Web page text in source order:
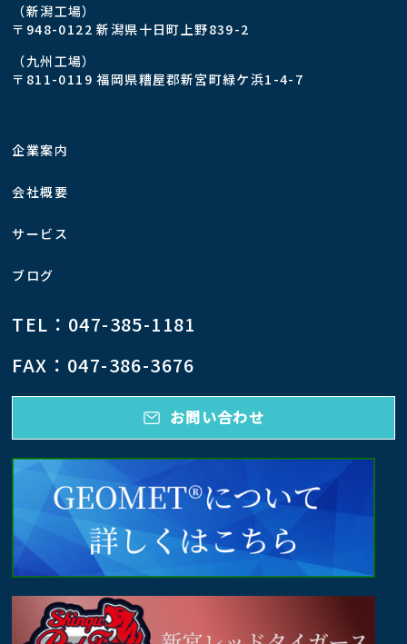
（新潟工場）
〒948-0122 新潟県十日町上野839-2
（九州工場）
〒811-0119 福岡県糟屋郡新宮町緑ケ浜1-4-7
企業案内
会社概要
サービス
ブログ
お問い合わせ
TEL：047-385-1181
FAX：047-386-3676